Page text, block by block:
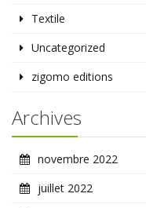
Textile
Uncategorized
zigomo editions
Archives
novembre 2022
juillet 2022